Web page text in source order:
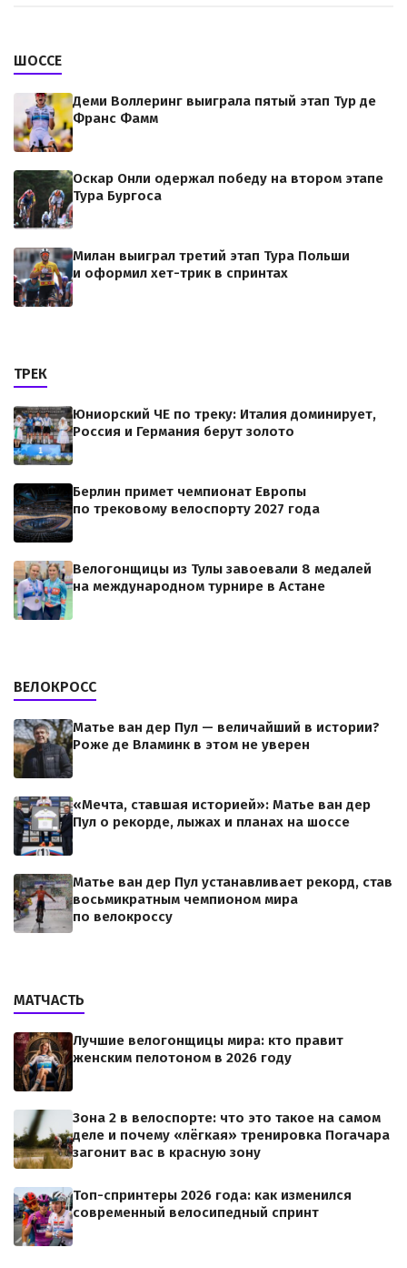
ШОССЕ
Деми Воллеринг выиграла пятый этап Тур де
Франс Фамм
Оскар Онли одержал победу на втором этапе
Тура Бургоса
Милан выиграл третий этап Тура Польши
и оформил хет-трик в спринтах
ТРЕК
Юниорский ЧЕ по треку: Италия доминирует,
Россия и Германия берут золото
Берлин примет чемпионат Европы
по трековому велоспорту 2027 года
Велогонщицы из Тулы завоевали 8 медалей
на международном турнире в Астане
ВЕЛОКРОСС
Матье ван дер Пул — величайший в истории?
Роже де Вламинк в этом не уверен
«Мечта, ставшая историей»: Матье ван дер
Пул о рекорде, лыжах и планах на шоссе
Матье ван дер Пул устанавливает рекорд, став
восьмикратным чемпионом мира
по велокроссу
МАТЧАСТЬ
Лучшие велогонщицы мира: кто правит
женским пелотоном в 2026 году
Зона 2 в велоспорте: что это такое на самом
деле и почему «лёгкая» тренировка Погачара
загонит вас в красную зону
Топ-спринтеры 2026 года: как изменился
современный велосипедный спринт